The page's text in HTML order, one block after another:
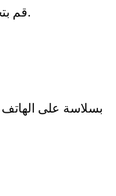
قم بتحسين مناطق معينة - شدّدي الكحل المجنح، أو خففي أحمر الخدود، أو اشحذي حواف الشفاه. تضعك الأدوات الدقيقة داخل مولد المكياج بالذكاء الاصطناعي في التحكم في التعديلات الدقيقة.